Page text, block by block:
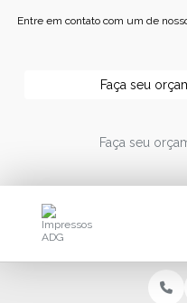
Entre em contato com um de
Faça seu
Faça seu